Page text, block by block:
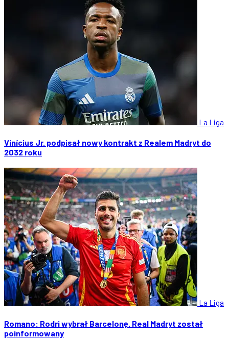
La Liga
Vinícius Jr. podpisał nowy kontrakt z Realem Madryt do
2032 roku
La Liga
Romano: Rodri wybrał Barcelonę. Real Madryt został
poinformowany